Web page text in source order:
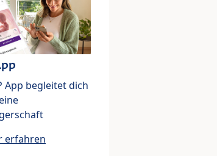
App begleitet dich
erfahren